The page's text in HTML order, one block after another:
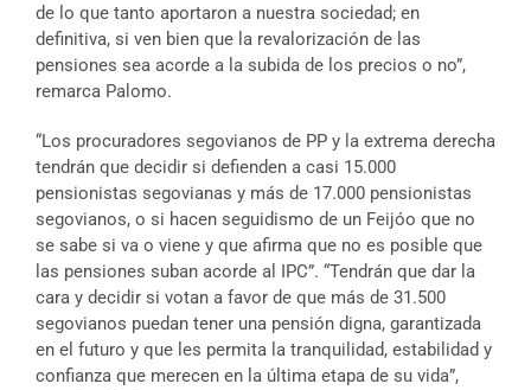
de lo que tanto aportaron a nuestra sociedad; en
definitiva, si ven bien que la revalorización de las
pensiones sea acorde a la subida de los precios o no”,
remarca Palomo.
“Los procuradores segovianos de PP y la extrema derecha
tendrán que decidir si defienden a casi 15.000
pensionistas segovianas y más de 17.000 pensionistas
segovianos, o si hacen seguidismo de un Feijóo que no
se sabe si va o viene y que afirma que no es posible que
las pensiones suban acorde al IPC”. “Tendrán que dar la
cara y decidir si votan a favor de que más de 31.500
segovianos puedan tener una pensión digna, garantizada
en el futuro y que les permita la tranquilidad, estabilidad y
confianza que merecen en la última etapa de su vida”,